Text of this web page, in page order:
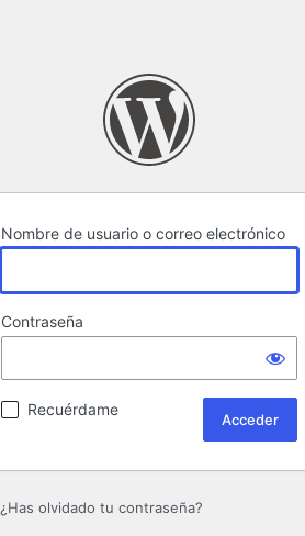
Nombre de usuario o correo electrónico
Contraseña
Recuérdame
¿Has olvidado tu contraseña?